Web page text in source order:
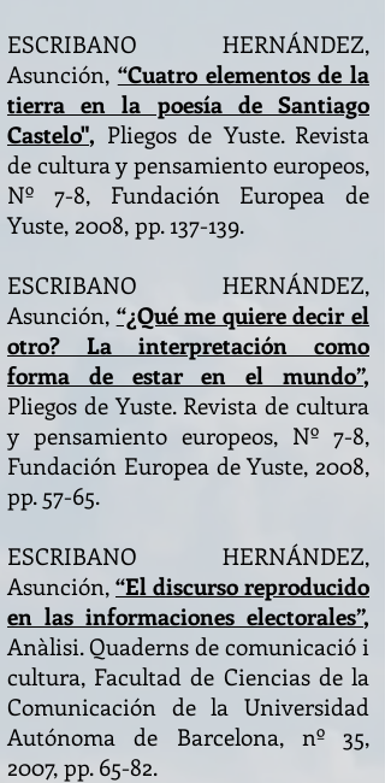
ESCRIBANO HERNÁNDEZ,
Asunción, “Cuatro elementos de la
tierra en la poesía de Santiago
Castelo", Pliegos de Yuste. Revista
de cultura y pensamiento europeos,
Nº 7-8, Fundación Europea de
Yuste, 2008, pp. 137-139.
ESCRIBANO HERNÁNDEZ,
Asunción, “¿Qué me quiere decir el
otro? La interpretación como
forma de estar en el mundo”,
Pliegos de Yuste. Revista de cultura
y pensamiento europeos, Nº 7-8,
Fundación Europea de Yuste, 2008,
pp. 57-65.
ESCRIBANO HERNÁNDEZ,
Asunción, “El discurso reproducido
en las informaciones electorales”,
Anàlisi. Quaderns de comunicació i
cultura, Facultad de Ciencias de la
Comunicación de la Universidad
Autónoma de Barcelona, nº 35,
2007, pp. 65-82.